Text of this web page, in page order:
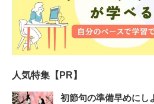
人気特集【PR】
初節句の準備早めに